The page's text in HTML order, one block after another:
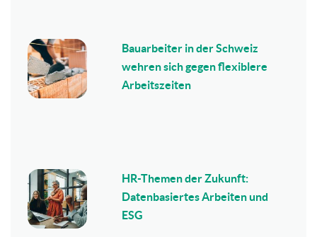
Bauarbeiter in der Schweiz
wehren sich gegen flexiblere
Arbeitszeiten
HR-Themen der Zukunft:
Datenbasiertes Arbeiten und
ESG